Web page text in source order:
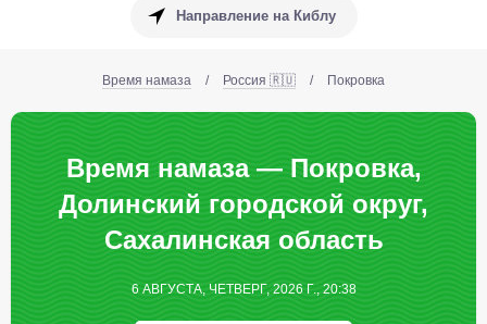
Направление на Киблу
Время намаза / Россия 🇷🇺 / Покровка
Время намаза — Покровка,
Долинский городской округ,
Сахалинская область
6 АВГУСТА, ЧЕТВЕРГ, 2026 Г., 20:38